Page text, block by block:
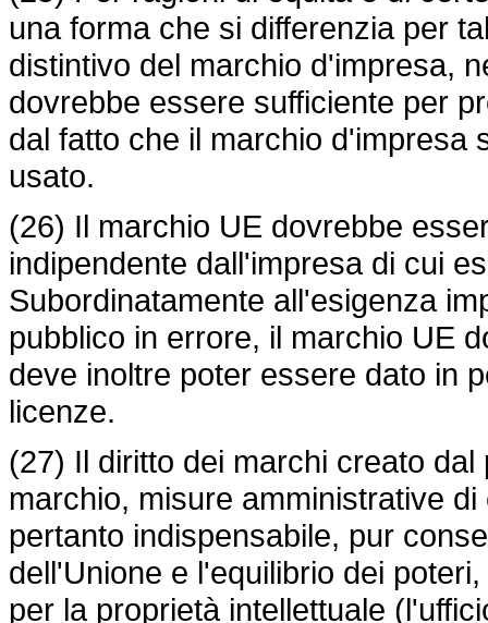
una forma che si differenzia per
distintivo del marchio d'impresa,
dovrebbe essere sufficiente per
dal fatto che il marchio d'impresa
usato.
(26) Il marchio UE dovrebbe
indipendente dall'impresa di cui
Subordinatamente all'esigenza
pubblico in errore, il marchio UE
deve inoltre poter essere dato in
licenze.
(27) Il diritto dei marchi creato
marchio, misure amministrative
pertanto indispensabile, pur
dell'Unione e l'equilibrio dei
per la proprietà intellettuale